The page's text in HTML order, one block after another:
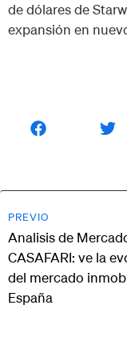
de dólares de
expansión en
PREVIO
Analisis de
CASAFARI: ve la
del mercado
España